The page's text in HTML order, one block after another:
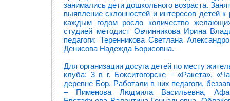
занимались дети дошкольного возраста.
выявление склонностей и интересов детей
каждым годом росло количество
студией методист Овчинникова Ирина
педагоги: Теренникова Светлана
Денисова Надежда Борисовна.
Для организации досуга детей по месту
клуба: 3 в г. Бокситогорске – «Ракета»,
деревне Бор. Работали в них педагоги,
– Пименова Людмила Васильевна,